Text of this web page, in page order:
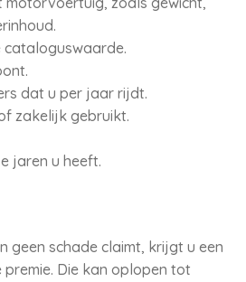
dat u per jaar rijdt.
zakelijk gebruikt.
jaren u heeft.
geen schade claimt, krijgt u een
Die kan oplopen tot